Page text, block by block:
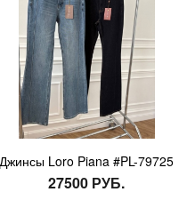
Джинсы Loro Piana #PL-79725
27500 РУБ.